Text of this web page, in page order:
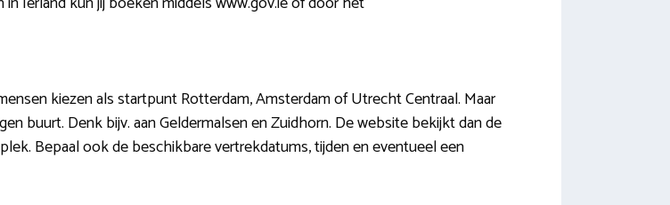
kiezen als startpunt Rotterdam, Amsterdam of Utrecht Centraal. Maar
buurt. Denk bijv. aan Geldermalsen en Zuidhorn. De website bekijkt dan de
Bepaal ook de beschikbare vertrekdatums, tijden en eventueel een